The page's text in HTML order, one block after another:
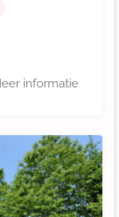
informatie